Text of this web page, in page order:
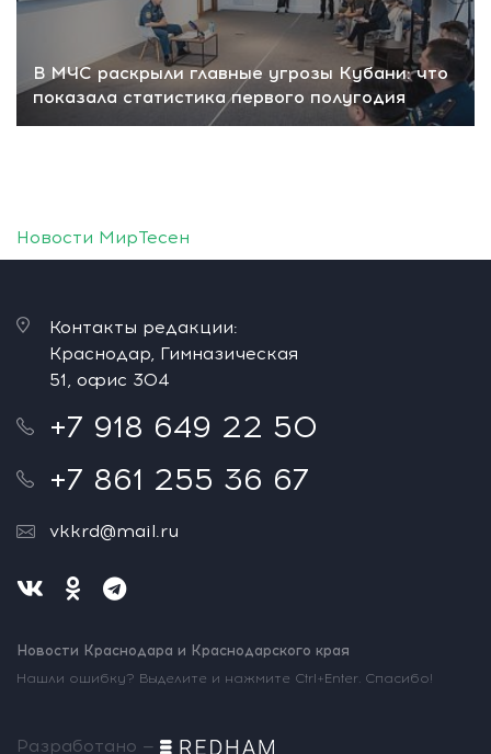
В МЧС раскрыли главные угрозы Кубани: что
показала статистика первого полугодия
Новости МирТесен
Контакты редакции:
Краснодар, Гимназическая
51, офис 304
+7 918 649 22 50
+7 861 255 36 67
vkkrd@mail.ru
Новости Краснодара и Краснодарского края
Нашли ошибку? Выделите и нажмите Ctrl+Enter. Спасибо!
Разработано —